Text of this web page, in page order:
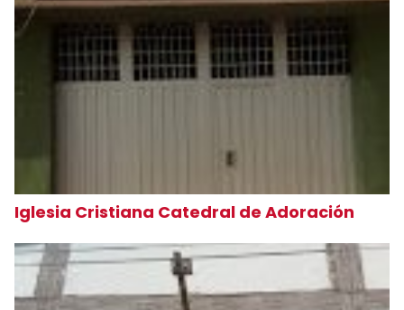
Iglesia Cristiana Catedral de Adoración